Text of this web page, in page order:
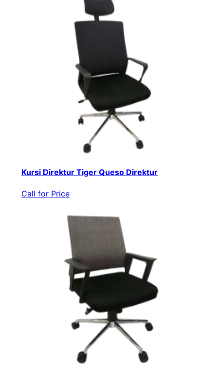
Kursi Direktur Tiger Queso Direktur
Call for Price